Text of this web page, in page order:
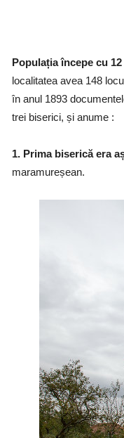
Populația începe cu
localitatea avea 148
în anul 1893
trei biserici, și anume :
1. Prima biserică era
maramureșean.